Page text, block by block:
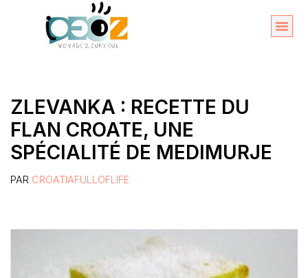
ZLEVANKA : RECETTE DU
FLAN CROATE, UNE
SPÉCIALITÉ DE MEDIMURJE
PAR CROATIAFULLOFLIFE